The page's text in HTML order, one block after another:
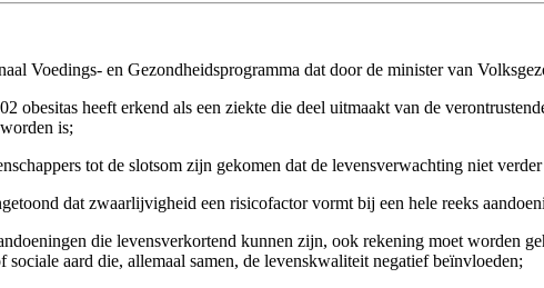
Voedings- en Gezondheidsprogramma dat door de minister van
obesitas heeft erkend als een ziekte die deel uitmaakt van de
is;
tot de slotsom zijn gekomen dat de levensverwachting niet
dat zwaarlijvigheid een risicofactor vormt bij een hele reeks
die levensverkortend kunnen zijn, ook rekening moet worden
aard die, allemaal samen, de levenskwaliteit negatief beïnvloeden;